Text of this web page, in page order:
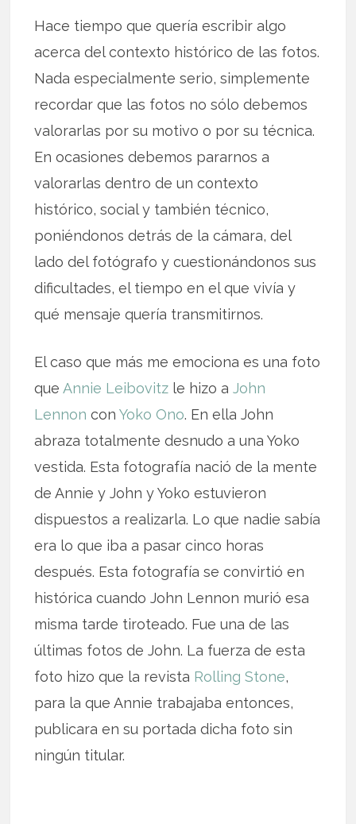
Hace tiempo que quería escribir algo
acerca del contexto histórico de las fotos.
Nada especialmente serio, simplemente
recordar que las fotos no sólo debemos
valorarlas por su motivo o por su técnica.
En ocasiones debemos pararnos a
valorarlas dentro de un contexto
histórico, social y también técnico,
poniéndonos detrás de la cámara, del
lado del fotógrafo y cuestionándonos sus
dificultades, el tiempo en el que vivía y
qué mensaje quería transmitirnos.
El caso que más me emociona es una foto
que Annie Leibovitz le hizo aJohn
Lennon conYoko Ono. En ella John
abraza totalmente desnudo a una Yoko
vestida. Esta fotografía nació de la mente
de Annie y John y Yoko estuvieron
dispuestos a realizarla. Lo que nadie sabía
era lo que iba a pasar cinco horas
después. Esta fotografía se convirtió en
histórica cuando John Lennon murió esa
misma tarde tiroteado. Fue una de las
últimas fotos de John. La fuerza de esta
foto hizo que la revista Rolling Stone,
para la que Annie trabajaba entonces,
publicara en su portada dicha foto sin
ningún titular.